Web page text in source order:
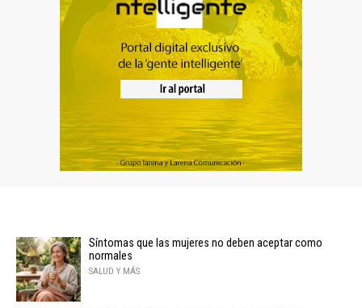
Síntomas que las mujeres no deben aceptar como
normales
SALUD Y MÁS